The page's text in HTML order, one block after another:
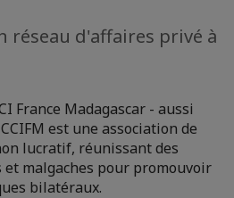
réseau d'affaires privé à
France Madagascar - aussi
est une association de
lucratif, réunissant des
malgaches pour promouvoir
bilatéraux.